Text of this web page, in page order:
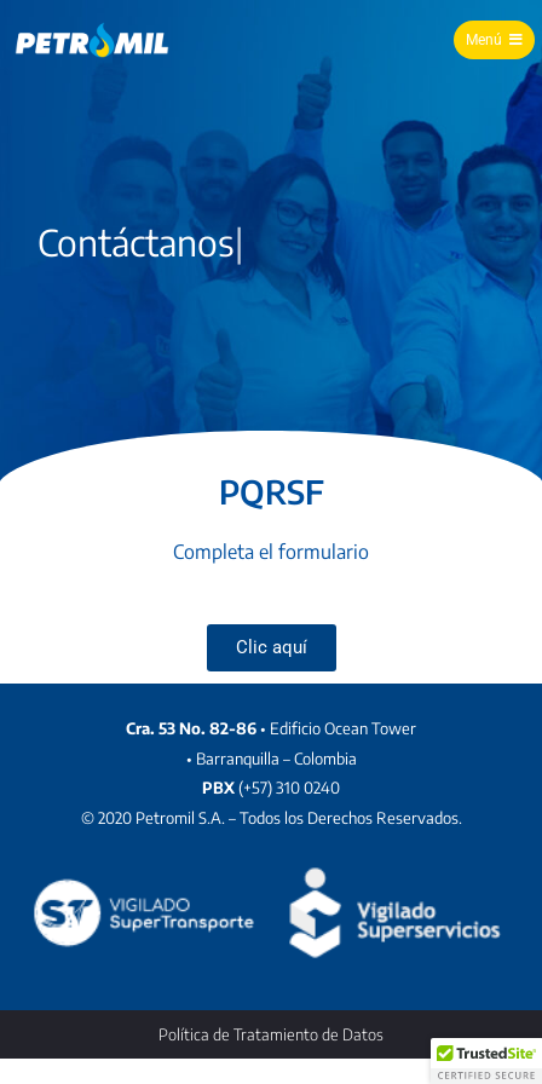
Menú
Contáctanos|
PQRSF
Completa el formulario
Clic aquí
Cra. 53 No. 82-86• Edificio Ocean Tower
• Barranquilla – Colombia
PBX(+57) 310 0240
© 2020 Petromil S.A. – Todos los Derechos Reservados.
Política de Tratamiento de Datos